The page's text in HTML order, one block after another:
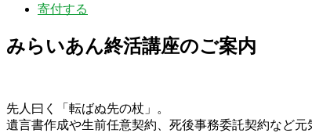
寄付する
みらいあん終活講座のご案内
先人曰く「転ばぬ先の杖」。
遺言書作成や生前任意契約、死後事務委託契約など